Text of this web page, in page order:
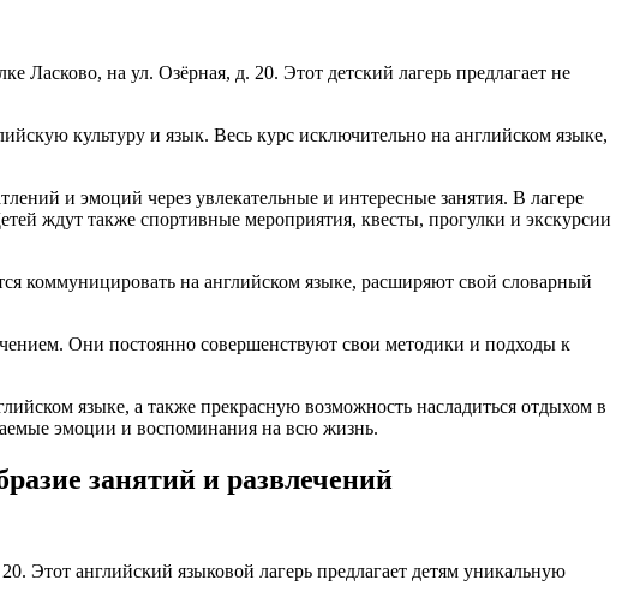
Ласково, на ул. Озёрная, д. 20. Этот детский лагерь предлагает не
культуру и язык. Весь курс исключительно на английском языке,
и эмоций через увлекательные и интересные занятия. В лагере
ждут также спортивные мероприятия, квесты, прогулки и экскурсии
коммуницировать на английском языке, расширяют свой словарный
Они постоянно совершенствуют свои методики и подходы к
языке, а также прекрасную возможность насладиться отдыхом в
эмоции и воспоминания на всю жизнь.
занятий и развлечений
Этот английский языковой лагерь предлагает детям уникальную